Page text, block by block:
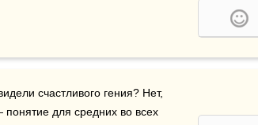
счастливого гения? Нет,
понятие для средних во всех